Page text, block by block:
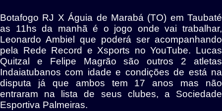
Botafogo RJ X Águia de Marabá (TO) em Taubaté
as 11hs da manhã é o jogo onde vai trabalhar,
Leonardo Ambiel que poderá ser acompanhando
pela Rede Record e Xsports no YouTube. Lucas
Quitzal e Felipe Magrão são outros 2 atletas
Indaiatubanos com idade e condições de está na
disputa já que ambos tem 17 anos mas não
entraram na lista de seus clubes, a Sociedade
Esportiva Palmeiras.